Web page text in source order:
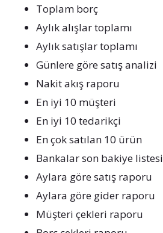
Toplam borç
Aylık alışlar toplamı
Aylık satışlar toplamı
Günlere göre satış analizi
Nakit akış raporu
En iyi 10 müşteri
En iyi 10 tedarikçi
En çok satılan 10 ürün
Bankalar son bakiye listesi
Aylara göre satış raporu
Aylara göre gider raporu
Müşteri çekleri raporu